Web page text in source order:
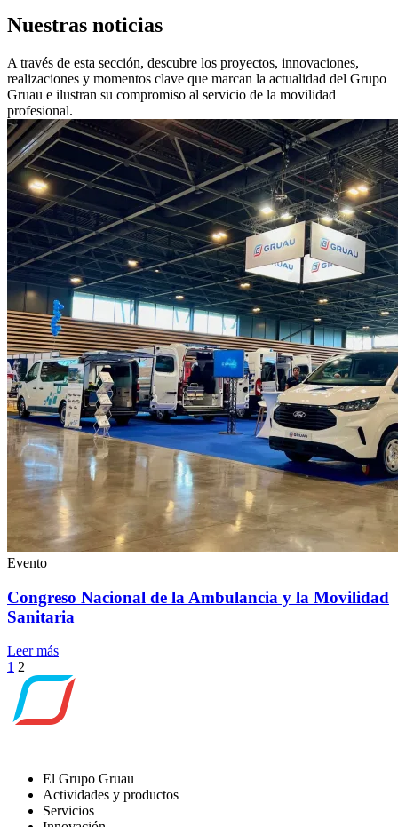
Nuestras noticias
A través de esta sección, descubre los proyectos, innovaciones,
realizaciones y momentos clave que marcan la actualidad del Grupo
Gruau e ilustran su compromiso al servicio de la movilidad
profesional.
Evento
Congreso Nacional de la Ambulancia y la Movilidad
Sanitaria
Leer más
Navegación
de
entradas
1 2
El Grupo Gruau
Actividades y productos
Servicios